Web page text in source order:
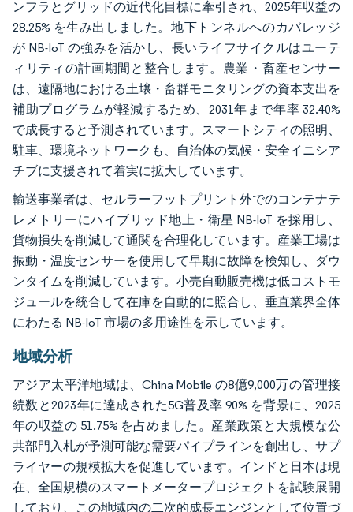
ンフラとグリッドの近代化目標に牽引され、2025年収益の
28.25% を生み出しました。地下トンネルへのカバレッジ
が NB-IoT の強みを活かし、長いライフサイクルはユーテ
ィリティの計画期間と整合します。農業・畜産センサー
は、遠隔地における土壌・畜群モニタリングの資本支出を
補助プログラムが軽減するため、2031年まで年率 32.40%
で成長すると予測されています。スマートシティの照明、
駐車、環境ネットワークも、自治体の気候・安全イニシア
チブに支援されて着実に拡大しています。
輸送事業者は、セルラーフットプリント外でのコンテナテ
レメトリーにハイブリッド地上・衛星 NB-IoT を採用し、
貨物損失を削減して通関を合理化しています。産業工場は
振動・温度センサーを使用して早期に故障を検知し、ダウ
ンタイムを削減しています。小売自動販売機は低コストモ
ジュールを統合して在庫を自動的に照合し、垂直業界全体
にわたる NB-IoT 市場の多用途性を示しています。
地域分析
アジア太平洋地域は、China Mobile の8億9,000万の管理接
続数と2023年に達成された5G普及率 90% を背景に、2025
年の収益の 51.75% を占めました。産業政策と大規模な公
共部門入札が予測可能な需要パイプラインを創出し、サプ
ライヤーの規模拡大を促進しています。インドと日本は現
在、全国規模のスマートメータープロジェクトを試験展開
しており、この地域内の二次的成長エンジンとして位置づ